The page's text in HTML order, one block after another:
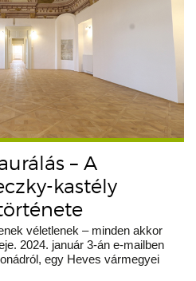
– A
kastély
véletlenek – minden akkor
2024. január 3-án e-mailben
egy Heves vármegyei